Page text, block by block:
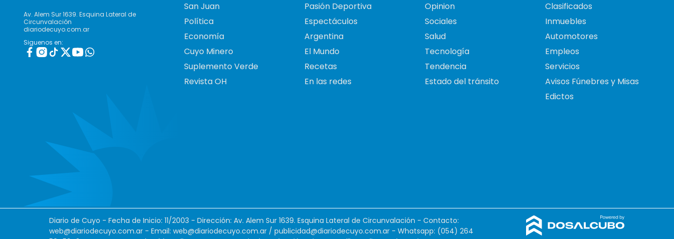
Av. Alem Sur 1639. Esquina Lateral de
Circunvalación
diariodecuyo.com.ar
Siguenos en:
San Juan
Política
Economía
Cuyo Minero
Suplemento Verde
Revista OH
Pasión Deportiva
Espectáculos
Argentina
El Mundo
Recetas
En las redes
Opinion
Sociales
Salud
Tecnología
Tendencia
Estado del tránsito
Clasificados
Inmuebles
Automotores
Empleos
Servicios
Avisos Fúnebres y Misas
Edictos
Diario de Cuyo - Fecha de Inicio: 11/2003 - Dirección: Av. Alem Sur 1639. Esquina Lateral de Circunvalación - Contacto:
web@diariodecuyo.com.ar - Email: web@diariodecuyo.com.ar / publicidad@diariodecuyo.com.ar - Whatsapp: (054) 264